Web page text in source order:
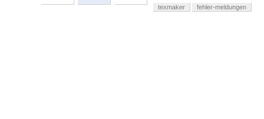
texmaker fehler-meldungen